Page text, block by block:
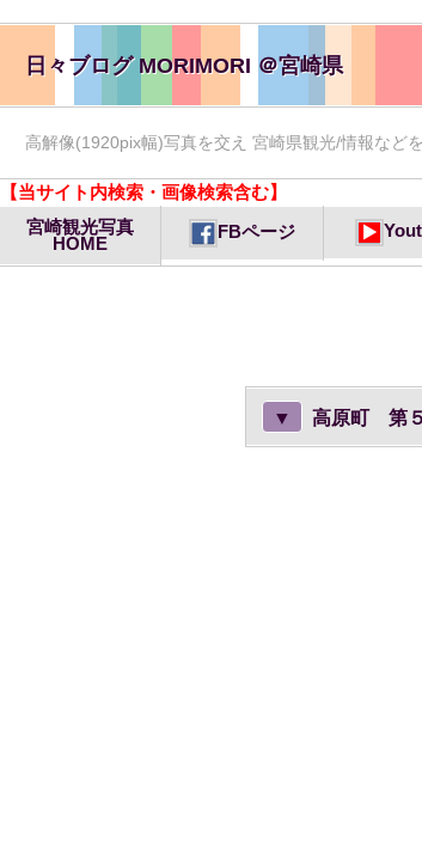
日々ブログ MORIMORI ＠宮崎県
高解像(1920pix幅)写真を交え 宮崎県観光/情報など
【当サイト内検索・画像検索含む】
宮崎観光写真
HOME
FBページ
▼ 高原町 第５